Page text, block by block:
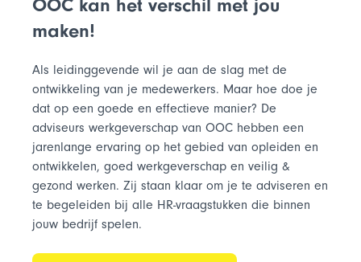
OOC kan het verschil met jou
maken!
Als leidinggevende wil je aan de slag met de
ontwikkeling van je medewerkers. Maar hoe doe je
dat op een goede en effectieve manier? De
adviseurs werkgeverschap van OOC hebben een
jarenlange ervaring op het gebied van opleiden en
ontwikkelen, goed werkgeverschap en veilig &
gezond werken. Zij staan klaar om je te adviseren en
te begeleiden bij alle HR-vraagstukken die binnen
jouw bedrijf spelen.